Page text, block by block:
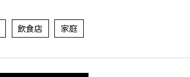
飲食店 家庭